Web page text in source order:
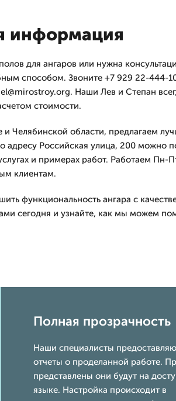
информация
для ангаров или нужна
способом. Звоните +7 929 22-444-
Наши Лев и Степан
стоимости.
и Челябинской области, предлагаем
адресу Российская улица, 200 можно
и примерах работ. Работаем Пн-
клиентам.
функциональность ангара с
сегодня и узнайте, как мы можем
Полная прозрачность
Наши специалисты
отчеты о проделанной работе.
представлены они будут на
языке. Настройка происходит в